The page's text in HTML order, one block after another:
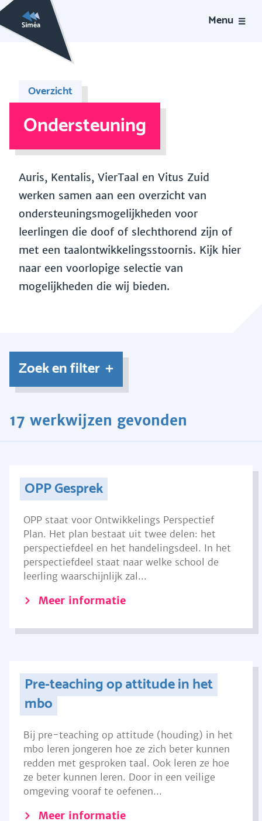
Menu
Overzicht
Ondersteuning
Auris, Kentalis, VierTaal en Vitus Zuid
werken samen aan een overzicht van
ondersteuningsmogelijkheden voor
leerlingen die doof of slechthorend zijn of
met een taalontwikkelingsstoornis. Kijk hier
naar een voorlopige selectie van
mogelijkheden die wij bieden.
Zoek en filter
17 werkwijzen gevonden
OPP Gesprek
OPP staat voor Ontwikkelings Perspectief
Plan. Het plan bestaat uit twee delen: het
perspectiefdeel en het handelingsdeel. In het
perspectiefdeel staat naar welke school de
leerling waarschijnlijk zal...
Meer informatie
Pre-teaching op attitude in het
mbo
Bij pre-teaching op attitude (houding) in het
mbo leren jongeren hoe ze zich beter kunnen
redden met gesproken taal. Ook leren ze hoe
ze beter kunnen leren. Door in een veilige
omgeving vooraf te oefenen...
Meer informatie